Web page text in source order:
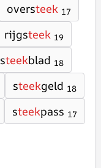
oversteek 17
rijgsteek 19
steekblad 18
steekgeld 18
steekpass 17